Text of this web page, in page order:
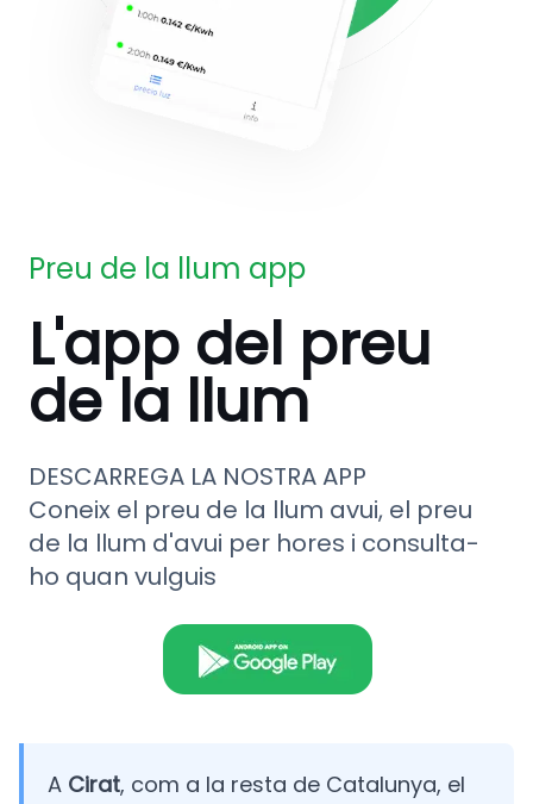
Preu de la llum app
L'app del preu
de la llum
DESCARREGA LA NOSTRA APP
Coneix el preu de la llum avui, el preu
de la llum d'avui per hores i consulta-
ho quan vulguis
A Cirat, com a la resta de Catalunya, el